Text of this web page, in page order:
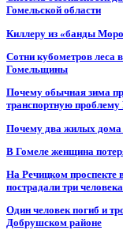
Гомельской области
Киллеру из «банды
Сотни кубометров леса
Гомельщины
Почему обычная зима
транспортную проблему
Почему два жилых дома
В Гомеле женщина
На Речицком проспекте
пострадали три человека
Один человек погиб и
Добрушском районе